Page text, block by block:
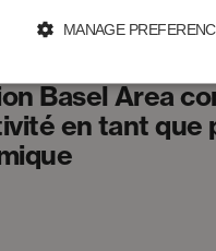
De Presse
Basel Area
en tant que
MANAGE